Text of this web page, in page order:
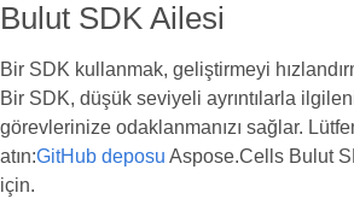
Bulut SDK Ailesi
Bir SDK kullanmak, geliştirmeyi
Bir SDK, düşük seviyeli ayrıntılarla
görevlerinize odaklanmanızı sağlar.
atın:GitHub deposu Aspose.Cells Bulut
için.